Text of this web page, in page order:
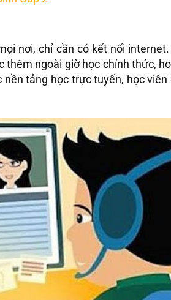
nơi, chỉ cần có kết nối
thêm ngoài giờ học chính thức,
tảng học trực tuyến, học